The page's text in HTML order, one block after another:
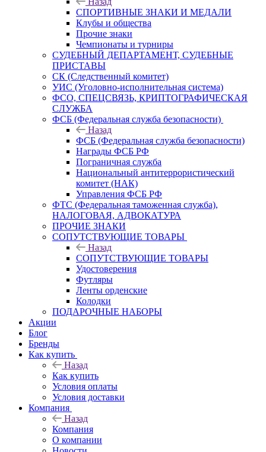
СПОРТИВНЫЕ ЗНАКИ И МЕДАЛИ
Клубы и общества
Прочие знаки
Чемпионаты и турниры
СУДЕБНЫЙ ДЕПАРТАМЕНТ, СУДЕБНЫЕ
ПРИСТАВЫ
СК (Следственный комитет)
УИС (Уголовно-исполнительная система)
ФСО, СПЕЦСВЯЗЬ, КРИПТОГРАФИЧЕСКАЯ
СЛУЖБА
ФСБ (Федеральная служба безопасности)
Назад
ФСБ (Федеральная служба безопасности)
Награды ФСБ РФ
Пограничная служба
Национальный антитеррористический
комитет (НАК)
Управления ФСБ РФ
ФТС (Федеральная таможенная служба),
НАЛОГОВАЯ, АДВОКАТУРА
ПРОЧИЕ ЗНАКИ
СОПУТСТВУЮЩИЕ ТОВАРЫ
Назад
СОПУТСТВУЮЩИЕ ТОВАРЫ
Удостоверения
Футляры
Ленты орденские
Колодки
ПОДАРОЧНЫЕ НАБОРЫ
Акции
Блог
Бренды
Как купить
Назад
Как купить
Условия оплаты
Условия доставки
Компания
Назад
Компания
О компании